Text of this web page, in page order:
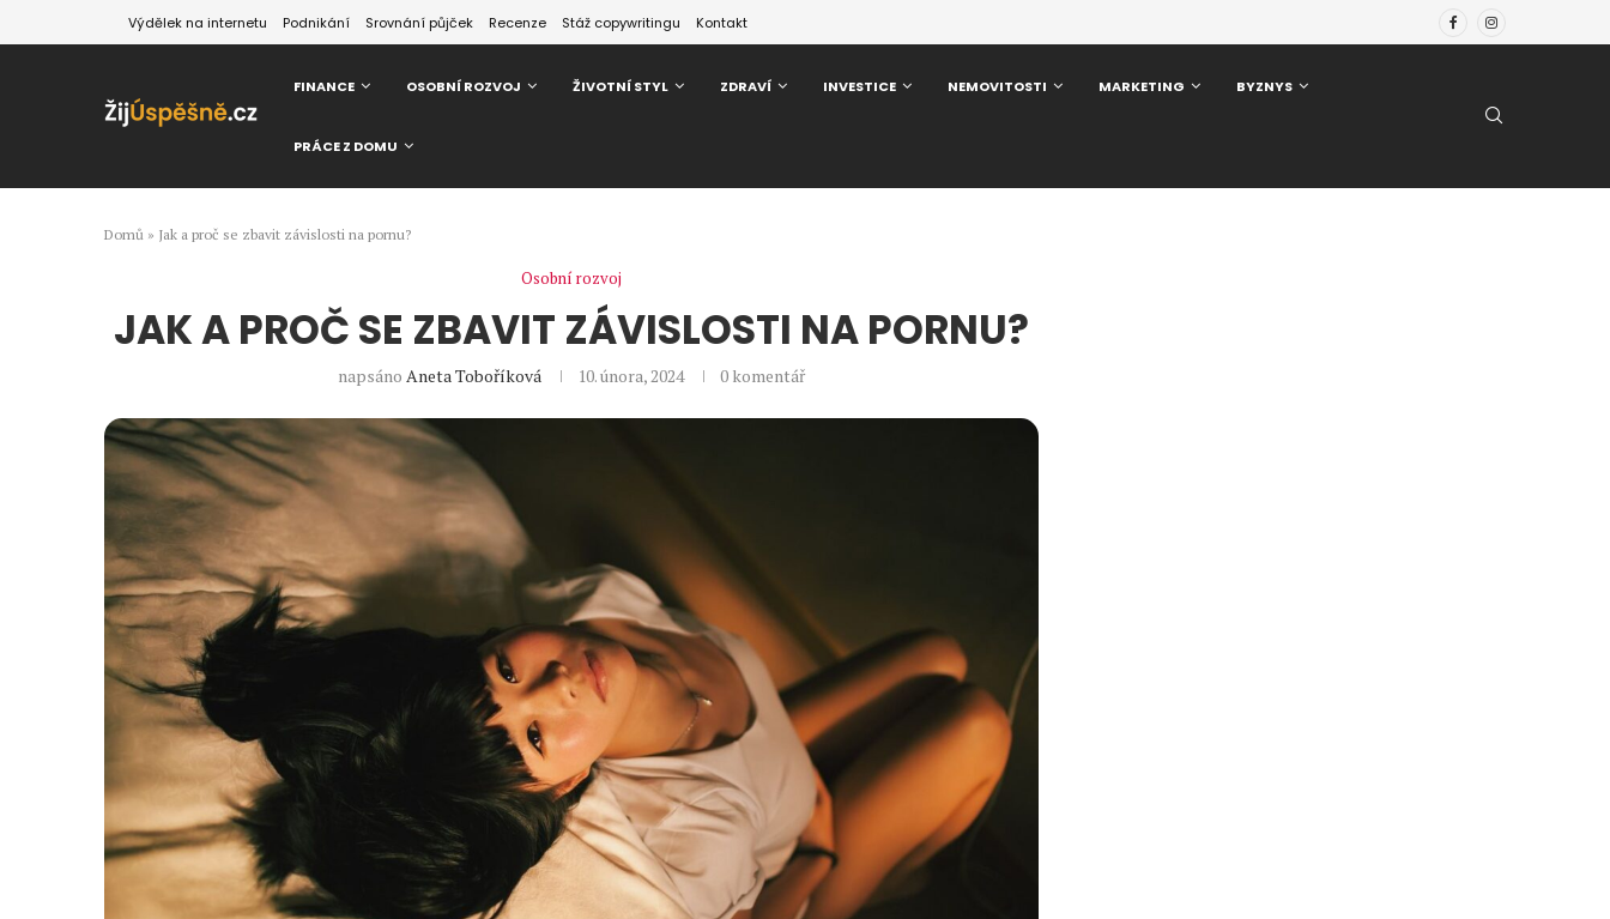
Výdělek na internetu Podnikání Srovnání půjček Recenze Stáž copywritingu Kontakt
FINANCE OSOBNÍ ROZVOJ ŽIVOTNÍ STYL ZDRAVÍ INVESTICE NEMOVITOSTI MARKETING BYZNYS
PRÁCE Z DOMU
Domů » Jak a proč se zbavit závislosti na pornu?
Osobní rozvoj
JAK A PROČ SE ZBAVIT ZÁVISLOSTI NA PORNU?
napsáno Aneta Toboříková 10. února, 2024 0 komentář